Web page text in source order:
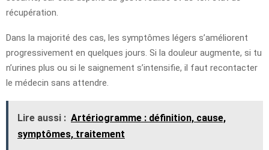
récupération.
Dans la majorité des cas, les symptômes légers s’améliorent
progressivement en quelques jours. Si la douleur augmente, si tu
n’urines plus ou si le saignement s’intensifie, il faut recontacter
le médecin sans attendre.
Lire aussi : Artériogramme : définition, cause,
symptômes, traitement